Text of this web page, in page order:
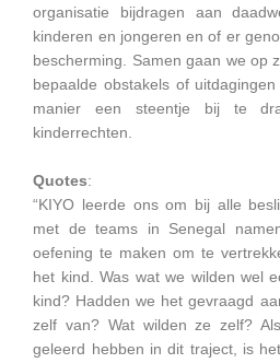
organisatie bijdragen aan
kinderen en jongeren en of er
bescherming. Samen gaan we op
bepaalde obstakels of
manier een steentje bij te
kinderrechten.
Quotes:
“KIYO leerde ons om bij alle
met de teams in Senegal
oefening te maken om te
het kind. Was wat we wilden wel
kind? Hadden we het gevraagd
zelf van? Wat wilden ze zelf?
geleerd hebben in dit traject, is